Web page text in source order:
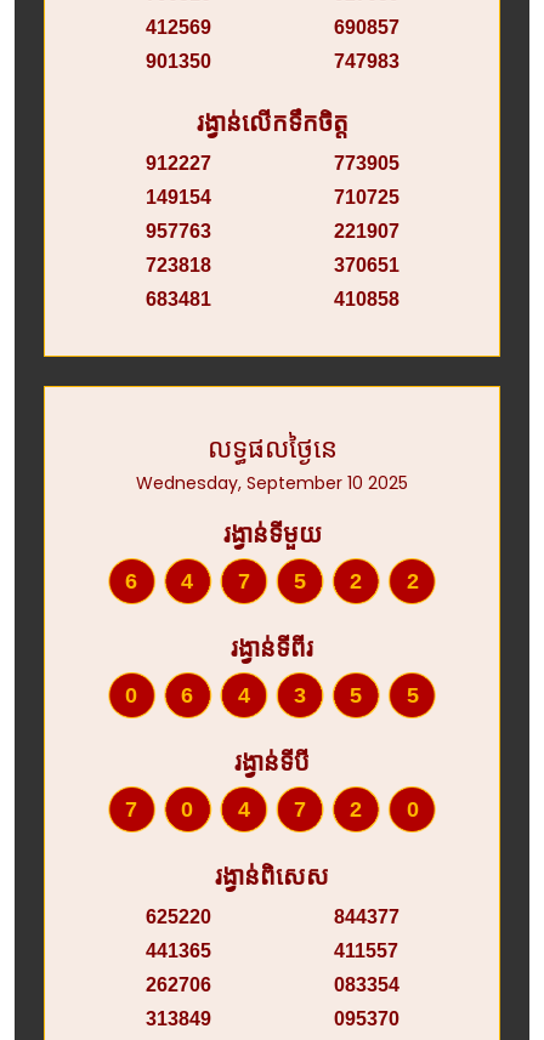
412569
901350
690857
747983
រង្វាន់លើកទឹកចិត្ត
912227
149154
957763
723818
683481
773905
710725
221907
370651
410858
លទ្ធផលថ្ងៃនេ
Wednesday, September 10 2025
រង្វាន់ទីមួយ
647522
រង្វាន់ទីពីរ
064355
រង្វាន់ទីបី
704720
រង្វាន់ពិសេស
625220
441365
262706
313849
844377
411557
083354
095370